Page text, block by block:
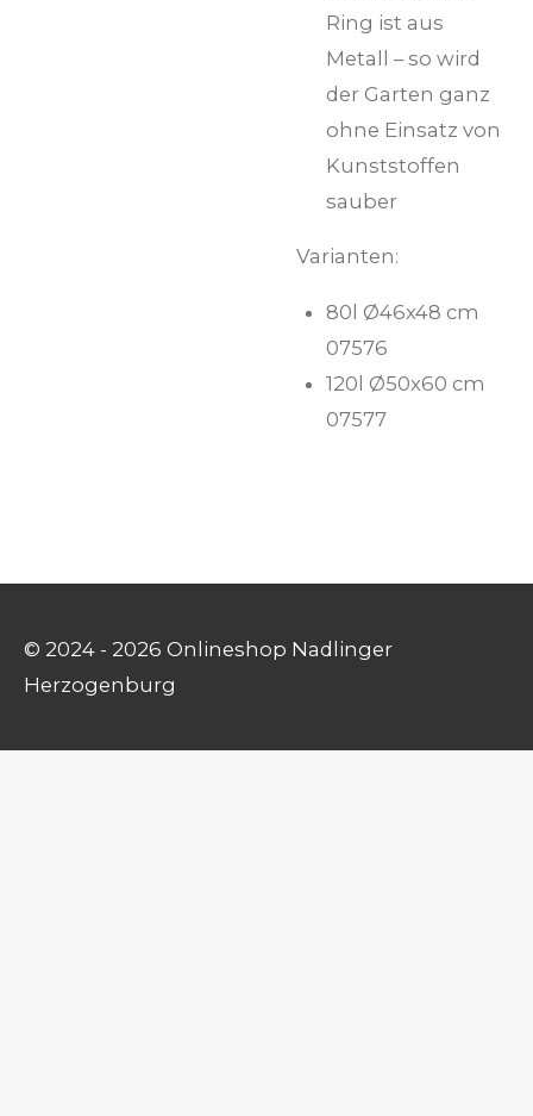
Ring ist aus
Metall – so wird
der Garten ganz
ohne Einsatz von
Kunststoffen
sauber
Varianten:
80l Ø46x48 cm
07576
120l Ø50x60 cm
07577
© 2024 - 2026 Onlineshop Nadlinger
Herzogenburg